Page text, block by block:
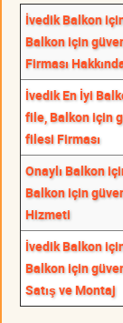
İvedik Balkon
Balkon için
Firması
İvedik En İyi
file, Balkon için
filesi Firması
Onaylı Balkon
Balkon için
Hizmeti
İvedik Balkon
Balkon için
Satış ve Montaj